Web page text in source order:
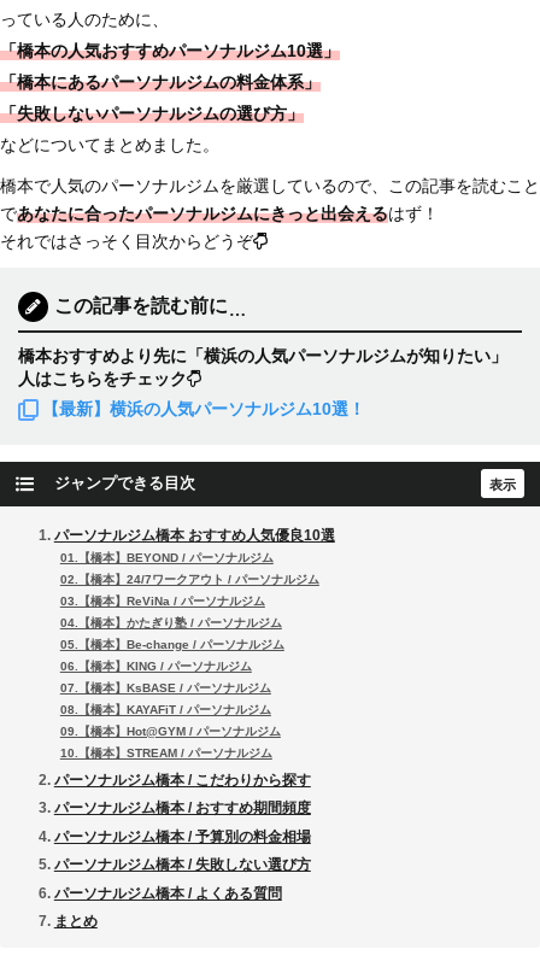
っている人のために、
「橋本の人気おすすめパーソナルジム10選」
「橋本にあるパーソナルジムの料金体系」
「失敗しないパーソナルジムの選び方」
などについてまとめました。
橋本で人気のパーソナルジムを厳選しているので、この記事を読むこと
であなたに合ったパーソナルジムにきっと出会えるはず！
それではさっそく目次からどうぞ
この記事を読む前に…
橋本おすすめより先に「横浜の人気パーソナルジムが知りたい」
人はこちらをチェック
【最新】横浜の人気パーソナルジム10選！
ジャンプできる目次
パーソナルジム橋本 おすすめ人気優良10選
01.【橋本】BEYOND / パーソナルジム
02.【橋本】24/7ワークアウト / パーソナルジム
03.【橋本】ReViNa / パーソナルジム
04.【橋本】かたぎり塾 / パーソナルジム
05.【橋本】Be-change / パーソナルジム
06.【橋本】KING / パーソナルジム
07.【橋本】KsBASE / パーソナルジム
08.【橋本】KAYAFiT / パーソナルジム
09.【橋本】Hot@GYM / パーソナルジム
10.【橋本】STREAM / パーソナルジム
パーソナルジム橋本 / こだわりから探す
パーソナルジム橋本 / おすすめ期間頻度
パーソナルジム橋本 / 予算別の料金相場
パーソナルジム橋本 / 失敗しない選び方
パーソナルジム橋本 / よくある質問
まとめ